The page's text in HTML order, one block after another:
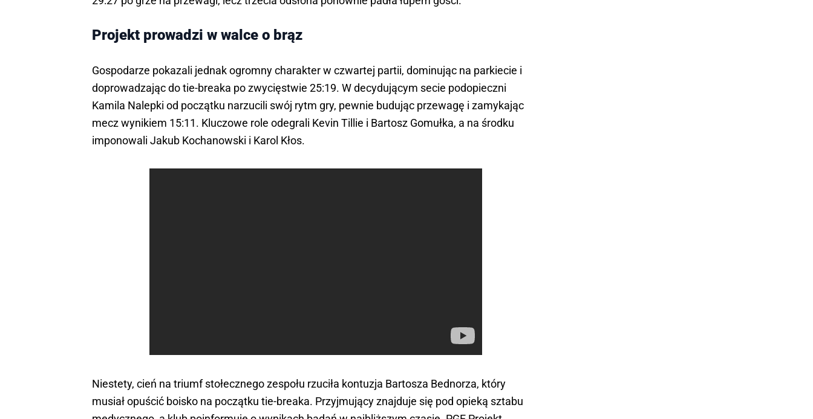
Projekt prowadzi w walce o brąz
Gospodarze pokazali jednak ogromny charakter w czwartej partii, dominując na parkiecie i
doprowadzając do tie-breaka po zwycięstwie 25:19. W decydującym secie podopieczni
Kamila Nalepki od początku narzucili swój rytm gry, pewnie budując przewagę i zamykając
mecz wynikiem 15:11. Kluczowe role odegrali Kevin Tillie i Bartosz Gomułka, a na środku
imponowali Jakub Kochanowski i Karol Kłos.
Niestety, cień na triumf stołecznego zespołu rzuciła kontuzja Bartosza Bednorza, który
musiał opuścić boisko na początku tie-breaka. Przyjmujący znajduje się pod opieką sztabu